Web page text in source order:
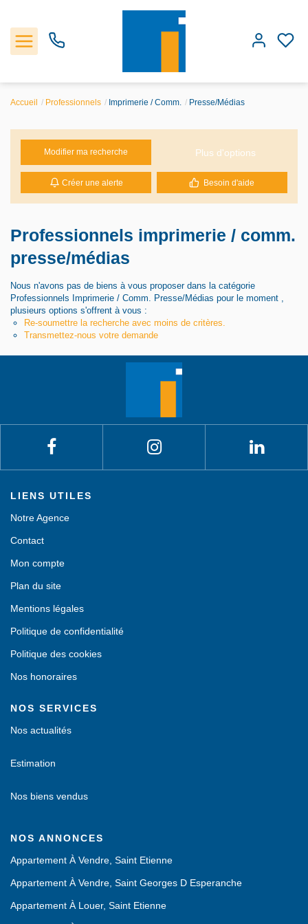
Les biens
Estimation
Notre Agence
Accueil Professionnels Imprimerie / Comm. Presse/Médias
Modifier ma recherche Plus d'options
Créer une alerte Besoin d'aide
Professionnels imprimerie / comm.
presse/médias
Nous n'avons pas de biens à vous proposer dans la catégorie
Professionnels Imprimerie / Comm. Presse/Médias pour le moment ,
plusieurs options s'offrent à vous :
Re-soumettre la recherche avec moins de critères.
Transmettez-nous votre demande
LIENS UTILES
Notre Agence
Contact
Mon compte
Plan du site
Mentions légales
Politique de confidentialité
Politique des cookies
Nos honoraires
NOS SERVICES
Nos actualités
Estimation
Nos biens vendus
NOS ANNONCES
Appartement À Vendre, Saint Etienne
Appartement À Vendre, Saint Georges D Esperanche
Appartement À Louer, Saint Etienne